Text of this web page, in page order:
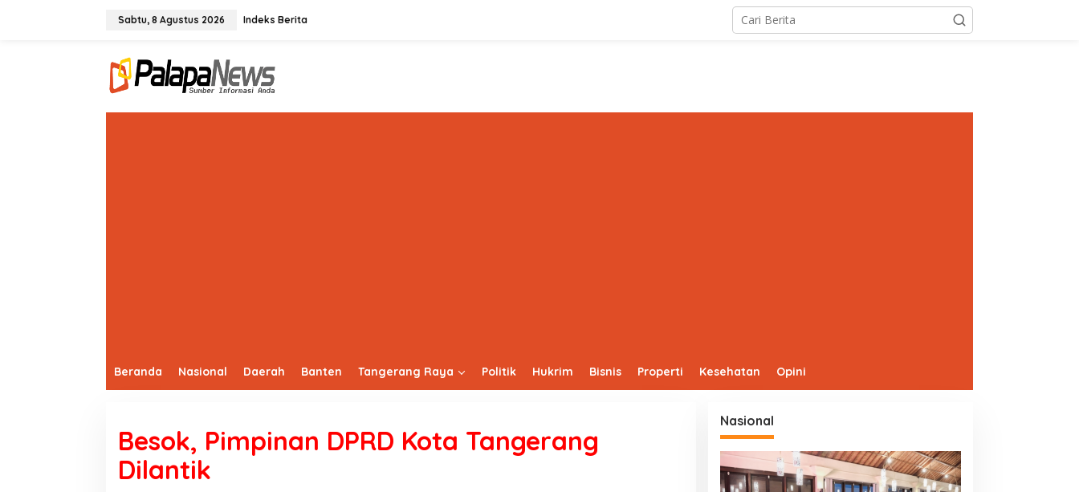
Sabtu, 8 Agustus 2026 Indeks Berita
Beranda Nasional Daerah Banten Tangerang Raya Politik Hukrim Bisnis Properti Kesehatan Opini
Besok, Pimpinan DPRD Kota Tangerang
Dilantik
Nasional